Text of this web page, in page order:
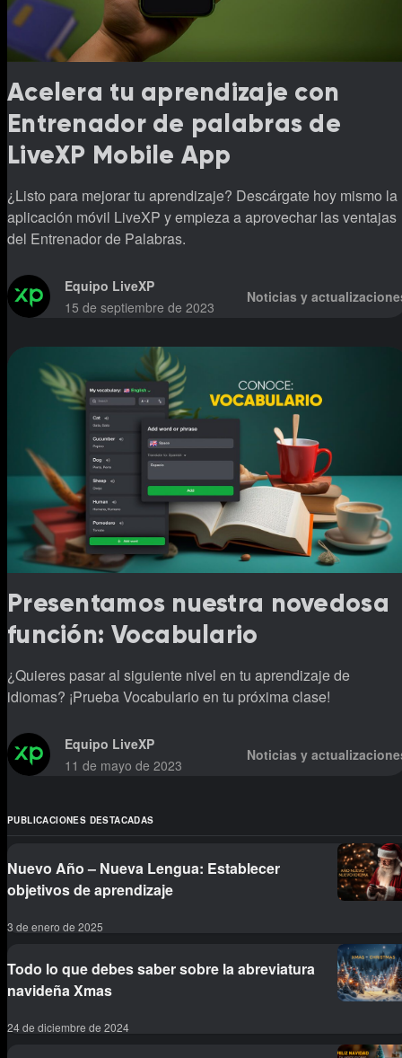
Acelera tu aprendizaje con
Entrenador de palabras de
LiveXP Mobile App
¿Listo para mejorar tu aprendizaje? Descárgate hoy mismo la
aplicación móvil LiveXP y empieza a aprovechar las ventajas
del Entrenador de Palabras.
Equipo LiveXP
15 de septiembre de 2023
Noticias y
Presentamos nuestra novedosa
función: Vocabulario
¿Quieres pasar al siguiente nivel en tu aprendizaje de
idiomas? ¡Prueba Vocabulario en tu próxima clase!
Equipo LiveXP
11 de mayo de 2023
Noticias y
PUBLICACIONES DESTACADAS
Nuevo Año – Nueva Lengua: Establecer
objetivos de aprendizaje
3 de enero de 2025
Todo lo que debes saber sobre la abreviatura
navideña Xmas
24 de diciembre de 2024